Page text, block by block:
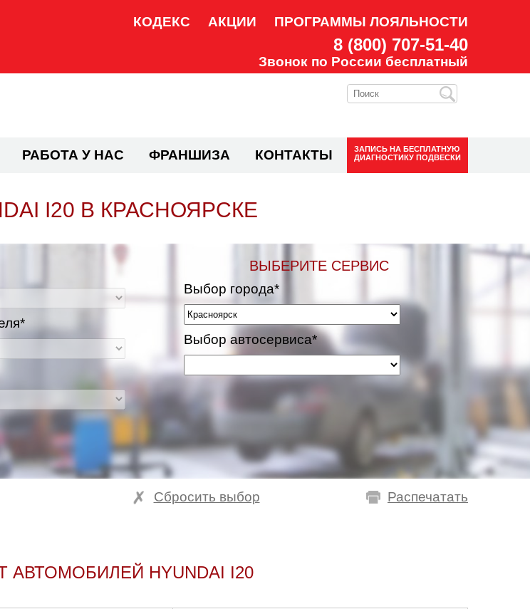
КОДЕКС АКЦИИ ПРОГРАММЫ ЛОЯЛЬНОСТИ
8 (800) 707-51-40
Звонок по России бесплатный
РАБОТА У НАС ФРАНШИЗА КОНТАКТЫ ЗАПИСЬ НА БЕСПЛАТНУЮ
ДИАГНОСТИКУ ПОДВЕСКИ
I20 В КРАСНОЯРСКЕ
ВЫБЕРИТЕ СЕРВИС
Выбор города*
Выбор автосервиса*
Распечатать
Сбросить выбор
HYUNDAI I20